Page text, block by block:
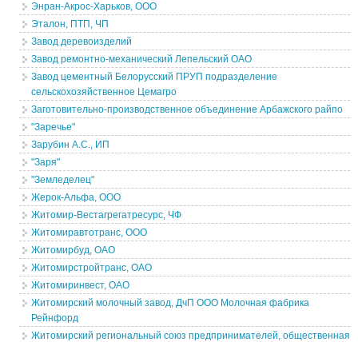
Энран-Акрос-Харьков, ООО
Эталон, ПТП, ЧП
Завод деревоизделий
Завод ремонтно-механический Лепельский ОАО
Завод цементный Белорусский ПРУП подразделение
сельскохозяйственное Цемагро
Заготовительно-производственное объединение Арбажского райпо
"Заречье"
Зарубин А.С., ИП
"Заря"
"Земледелец"
Жерок-Альфа, ООО
Житомир-Вестагрегатресурс, ЧФ
Житомиравтотранс, ООО
Житомирбуд, ОАО
Житомирстройтранс, ОАО
Житомиринвест, ОАО
Житомирский молочный завод, ДчП ООО Молочная фабрика
Рейнфорд
Житомирский региональный союз предпринимателей, общественная